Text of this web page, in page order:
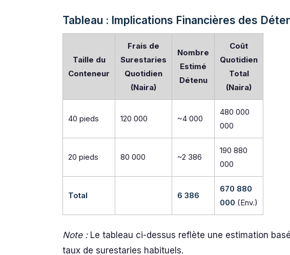
Tableau : Implications Financières des
Taille du
Conteneur
Frais de
Surestaries
Quotidien
(Naira)
Nombre
Estimé
Détenu
Coût
Quotidien
Total
(Naira)
40 pieds 120 000 ~4 000
480 000
000
20 pieds 80 000 ~2 386
190 880
000
Total 6 386
670 880
000 (Env.)
Note :Le tableau ci-dessus reflète une estimation
taux de surestaries habituels.